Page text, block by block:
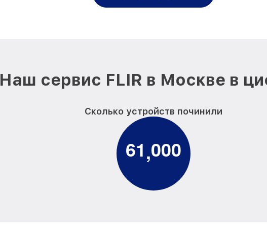
Наш сервис FLIR в Москве в
Сколько устройств починили
61,000